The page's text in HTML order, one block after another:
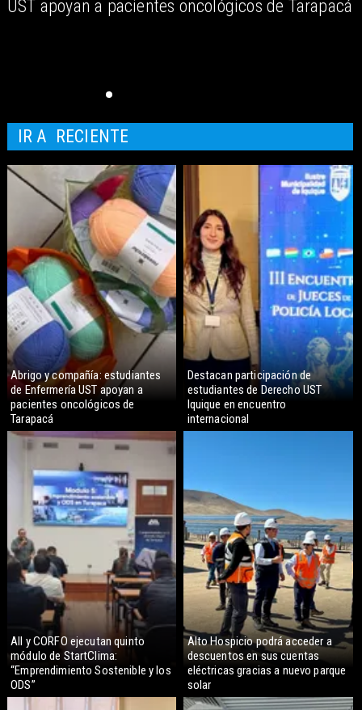
UST apoyan a pacientes oncológicos de Tarapacá
Abrigo y compañía: estudiantes
de Enfermería UST apoyan a
pacientes oncológicos de
Tarapacá
Destacan participación de
estudiantes de Derecho UST
Iquique en encuentro
internacional
AII y CORFO ejecutan quinto
módulo de StartClima:
“Emprendimiento Sostenible y los
ODS”
Alto Hospicio podrá acceder a
descuentos en sus cuentas
eléctricas gracias a nuevo parque
solar
IR A RECIENTE